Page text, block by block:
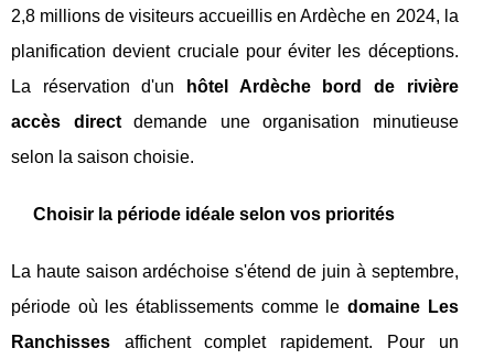
2,8 millions de visiteurs accueillis en Ardèche en 2024, la
planification devient cruciale pour éviter les déceptions.
La réservation d'un
hôtel Ardèche bord de rivière
accès directdemande une organisation minutieuse
selon la saison choisie.
Choisir la période idéale selon vos priorités
La haute saison ardéchoise s'étend de juin à septembre,
période où les établissements comme le domaine Les
Ranchisses affichent complet rapidement. Pour un